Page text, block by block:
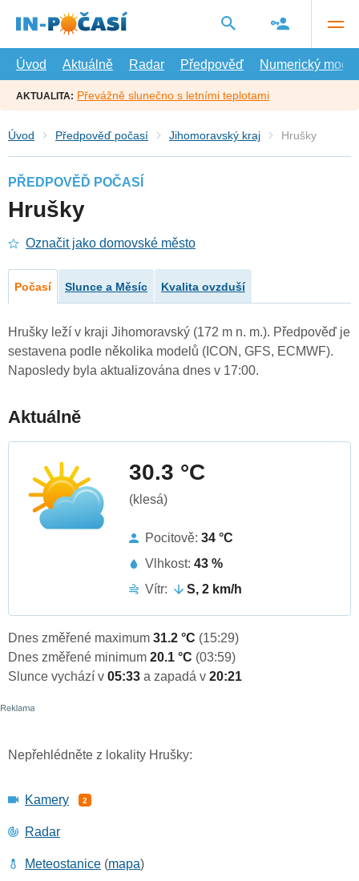
hlavní
Úvod
Aktuálně Radar Předpověď Numerický model
AKTUALITA: Převážně slunečno s letními teplotami
Úvod Předpověď počasí Jihomoravský kraj Hrušky
PŘEDPOVĚĎ POČASÍ
Hrušky
Označit jako domovské město
Počasí Slunce a Měsíc Kvalita ovzduší
Hrušky leží v kraji Jihomoravský (172 m n. m.). Předpověď je
sestavena podle několika modelů (ICON, GFS, ECMWF).
Naposledy byla aktualizována dnes v 17:00.
Aktuálně
30.3 °C
(klesá)
Pocitově: 34 °C
Vlhkost: 43 %
Vítr:
S, 2 km/h
Dnes změřené maximum 31.2 °C (15:29)
Dnes změřené minimum 20.1 °C (03:59)
Slunce vychází v 05:33 a zapadá v 20:21
Nepřehlédněte z lokality Hrušky:
Kamery 2
Radar
Meteostanice (mapa)